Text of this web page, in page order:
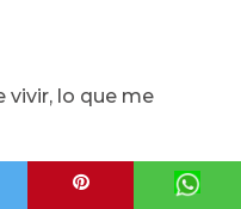
vivir, lo que me